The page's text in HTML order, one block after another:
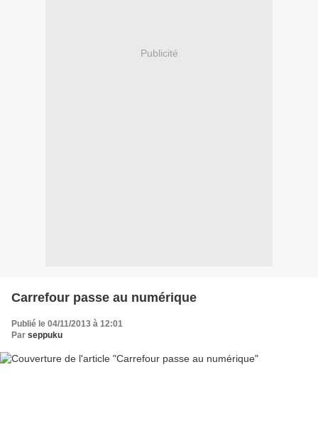
Publicité
Carrefour passe au numérique
Publié le 04/11/2013 à 12:01
Par seppuku